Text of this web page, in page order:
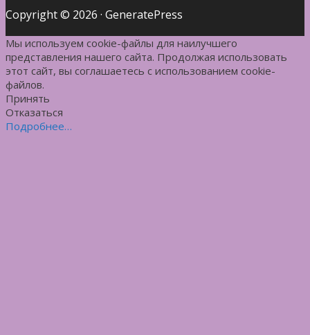
Copyright © 2026 · GeneratePress
Мы используем cookie-файлы для наилучшего
представления нашего сайта. Продолжая использовать
этот сайт, вы соглашаетесь с использованием cookie-
файлов.
Принять
Отказаться
Подробнее…